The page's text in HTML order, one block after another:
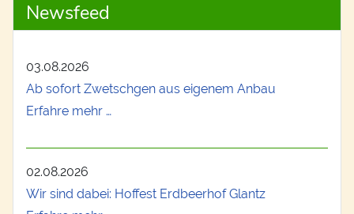
Newsfeed
03.08.2026
Ab sofort Zwetschgen aus eigenem Anbau
Erfahre mehr …
02.08.2026
Wir sind dabei: Hoffest Erdbeerhof Glantz